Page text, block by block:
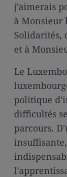
j’aimerais
à Monsieur
Solidarités,
et à
Le
politique
difficultés
parcours.